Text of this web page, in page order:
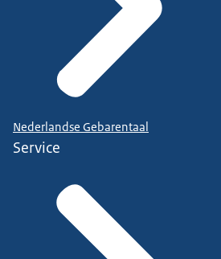
Nederlandse Gebarentaal
Service